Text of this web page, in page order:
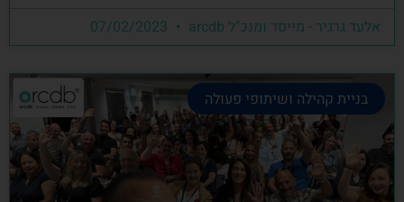
אלעד גרגיר - מייסד ומנכ"ל arcdb
בניית קהילה ושיתופי פעולה